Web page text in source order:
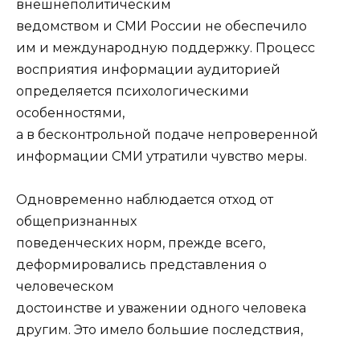
внешнеполитическим
ведомством и СМИ России не обеспечило
им и международную поддержку. Процесс
восприятия информации аудиторией
определяется психологическими
особенностями,
а в бесконтрольной подаче непроверенной
информации СМИ утратили чувство меры.
Одновременно наблюдается отход от
общепризнанных
поведенческих норм, прежде всего,
деформировались представления о
человеческом
достоинстве и уважении одного человека
другим. Это имело большие последствия,